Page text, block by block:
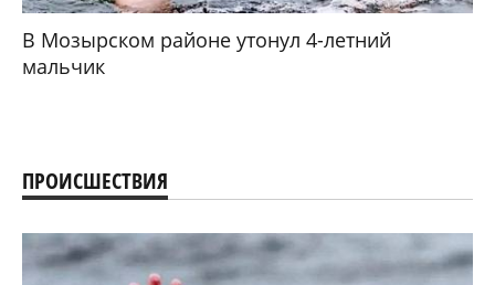
В Мозырском районе утонул 4-летний
мальчик
ПРОИСШЕСТВИЯ